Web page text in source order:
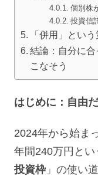
個別株
投資信
「併用」とい
結論：自分に
こなそう
はじめに：自由
2024年から始ま
年間240万円とい
投資枠」の使い